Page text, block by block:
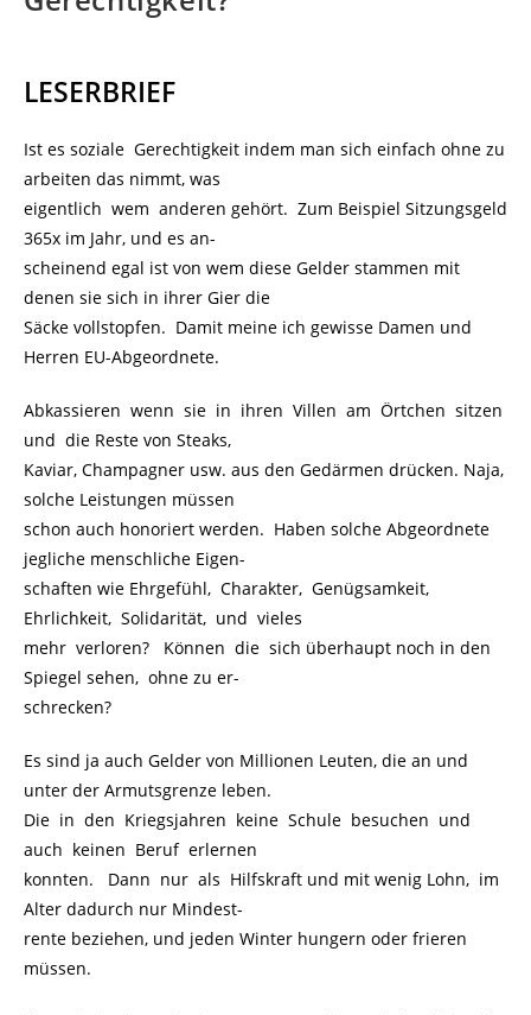
LESERBRIEF
Ist es soziale Gerechtigkeit indem man sich einfach ohne zu
arbeiten das nimmt, was
eigentlich wem anderen gehört. Zum Beispiel Sitzungsgeld
365x im Jahr, und es an-
scheinend egal ist von wem diese Gelder stammen mit
denen sie sich in ihrer Gier die
Säcke vollstopfen. Damit meine ich gewisse Damen und
Herren EU-Abgeordnete.
Abkassieren wenn sie in ihren Villen am Örtchen sitzen
und die Reste von Steaks,
Kaviar, Champagner usw. aus den Gedärmen drücken. Naja,
solche Leistungen müssen
schon auch honoriert werden. Haben solche Abgeordnete
jegliche menschliche Eigen-
schaften wie Ehrgefühl, Charakter, Genügsamkeit,
Ehrlichkeit, Solidarität, und vieles
mehr verloren? Können die sich überhaupt noch in den
Spiegel sehen, ohne zu er-
schrecken?
Es sind ja auch Gelder von Millionen Leuten, die an und
unter der Armutsgrenze leben.
Die in den Kriegsjahren keine Schule besuchen und
auch keinen Beruf erlernen
konnten. Dann nur als Hilfskraft und mit wenig Lohn, im
Alter dadurch nur Mindest-
rente beziehen, und jeden Winter hungern oder frieren
müssen.